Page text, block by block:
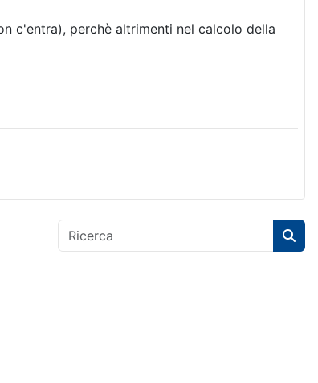
c'entra), perchè altrimenti nel calcolo della